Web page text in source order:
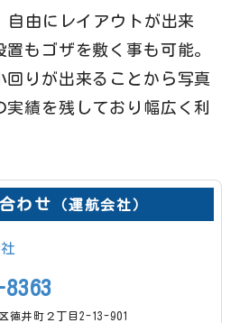
自由にレイアウトが出来
もゴザを敷く事も可能。
回りが出来ることから写真
績を残しており幅広く利
わせ （運航会社）
徳井町２丁目2-13-901